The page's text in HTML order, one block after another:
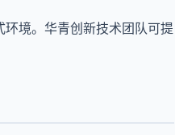
境。华青创新技术团队可提